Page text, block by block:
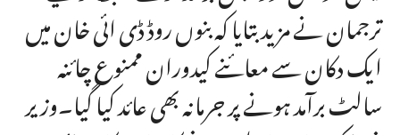
ترجمان نے مزید بتایا کہ بنوں روڈ ڈی ائی خان میں
ایک دکان سے معائنے کیدوران ممنوع چائنہ
سالٹ برآمد ہونے پر جرمانہ بھی عائد کیا گیا۔وزیر